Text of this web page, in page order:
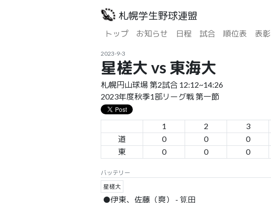
札幌学生野球連盟
トップ お知らせ 日程 試合 順位表 表彰
2023-9-3
星槎大 vs 東海大
札幌円山球場 第2試合 12:12~14:26
2023年度秋季1部リーグ戦 第一節
1 2 3
道
0 0 0
東
0 0 0
バッテリー
星槎大
●伊東、佐藤（爽） - 筧田